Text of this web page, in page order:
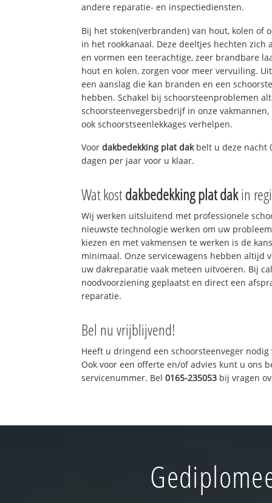
andere reparatie- en inspectiediensten.
Bij het stoken(verbranden) van hout, kolen of
in het rookkanaal. Deze deeltjes hechten zich
en vormen een teerachtige, zeer brandbare
hout en kolen, zorgen voor meer vervuiling.
een aanslag die kan branden en een
hebben. Schakel bij schoorsteenproblemen
schoorsteenvegersbedrijf in onze
ook schoorstseenlekkages verhelpen.
Voordakbedekking plat dakbelt u deze nacht
dagen per jaar voor u klaar.
Wat kostdakbedekking plat dakin
Wij werken uitsluitend met professionele
nieuwste technologie werken om uw
kiezen en met vakmensen te werken is de
minimaal. Onze servicewagens hebben altijd
uw dakreparatie vaak meteen uitvoeren. Bij
noodvoorziening geplaatst en direct een
reparatie.
Bel nu vrijblijvend!
Heeft u dringend een schoorsteenveger
Ook voor een offerte en/of advies kunt u ons
servicenummer. Bel0165-235053 bij vragen